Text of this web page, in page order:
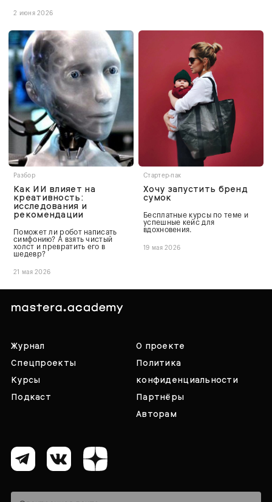
2 июня 2026
Разбор
Как ИИ влияет на
креативность:
исследования и
рекомендации
Поможет ли робот написать
симфонию? А взять чистый
холст и превратить его в
шедевр?
21 мая 2026
Стартер-пак
Хочу запустить бренд
сумок
Бесплатные курсы по теме и
успешные кейс для
вдохновения.
19 мая 2026
Журнал
Спецпроекты
Курсы
Подкаст
О проекте
Политика
конфиденциальности
Партнёры
Авторам